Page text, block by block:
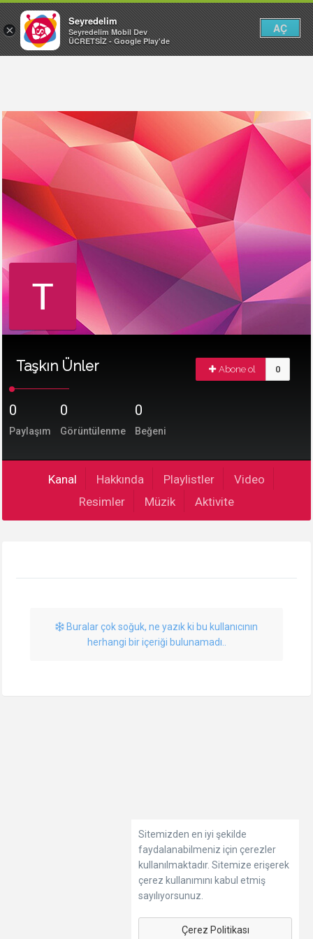
Taşkın Ünler Abone ol 0
0
Paylaşım
0
Görüntülenme
0
Beğeni
Kanal Hakkında Playlistler
Video
Resimler
Müzik Aktivite
Buralar çok soğuk, ne yazık ki bu kullanıcının
herhangi bir içeriği bulunamadı..
Sitemizden en iyi şekilde
faydalanabilmeniz için çerezler
kullanılmaktadır. Sitemize erişerek
çerez kullanımını kabul etmiş
sayılıyorsunuz.
Çerez Politikası
×
Seyredelim
Seyredelim Mobil Dev
ÜCRETSİZ - Google Play'de
AÇ